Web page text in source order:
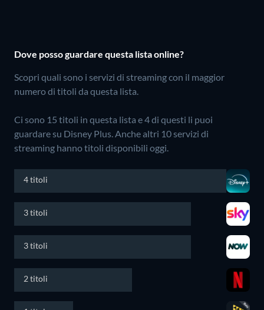
Dove posso guardare questa lista online?
Scopri quali sono i servizi di streaming con il maggior
numero di titoli da questa lista.
Ci sono 15 titoli in questa lista e 4 di questi li puoi
guardare su Disney Plus.Anche altri 10 servizi di
streaming hanno titoli disponibili oggi.
4 titoli
3 titoli
3 titoli
2 titoli